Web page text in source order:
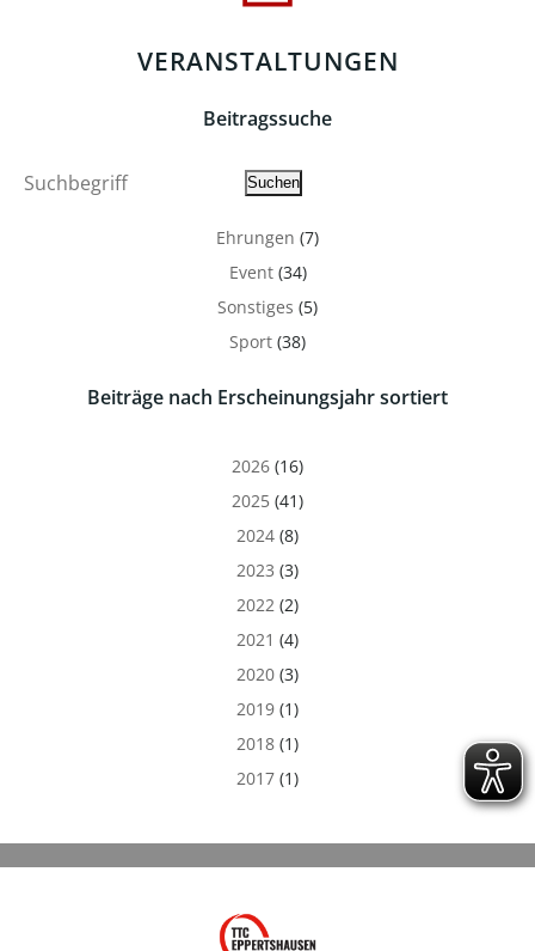
VERANSTALTUNGEN
Beitragssuche
Suchen
Ehrungen (7)
Event(34)
Sonstiges (5)
Sport (38)
Beiträge nach Erscheinungsjahr sortiert
2026 (16)
2025 (41)
2024 (8)
2023 (3)
2022 (2)
2021 (4)
2020 (3)
2019 (1)
2018 (1)
2017 (1)